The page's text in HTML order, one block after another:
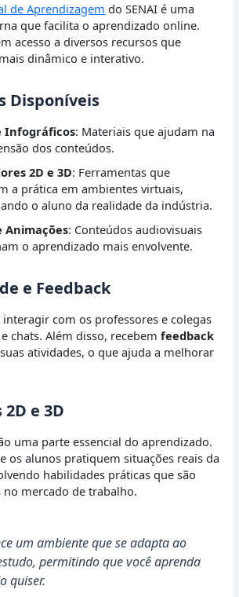
de Aprendizagem do SENAI é uma
que facilita o aprendizado online.
acesso a diversos recursos que
dinâmico e interativo.
Disponíveis
Infográficos: Materiais que ajudam na
dos conteúdos.
2D e 3D: Ferramentas que
a prática em ambientes virtuais,
o aluno da realidade da indústria.
Animações: Conteúdos audiovisuais
o aprendizado mais envolvente.
e Feedback
com os professores e colegas
chats. Além disso, recebemfeedback
atividades, o que ajuda a melhorar
e 3D
uma parte essencial do aprendizado.
os alunos pratiquem situações reais da
habilidades práticas que são
mercado de trabalho.
um ambiente que se adapta ao
permitindo que você aprenda
quiser.